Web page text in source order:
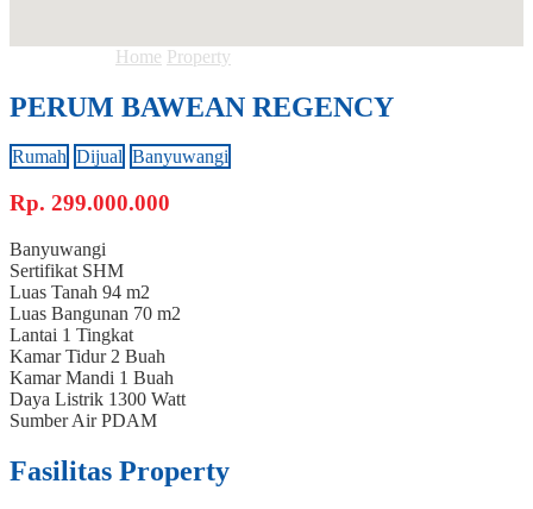
Home Property
PERUM BAWEAN REGENCY
Rumah Dijual Banyuwangi
Rp. 299.000.000
Banyuwangi
Sertifikat SHM
Luas Tanah 94 m2
Luas Bangunan 70 m2
Lantai 1 Tingkat
Kamar Tidur 2 Buah
Kamar Mandi 1 Buah
Daya Listrik 1300 Watt
Sumber AirPDAM
Fasilitas Property